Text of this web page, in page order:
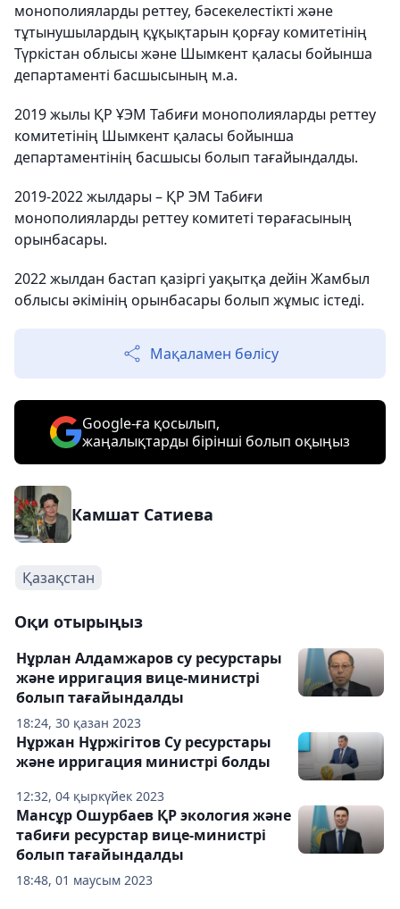
монополияларды реттеу, бәсекелестікті және
тұтынушылардың құқықтарын қорғау комитетінің
Түркістан облысы және Шымкент қаласы бойынша
департаменті басшысының м.а.
2019 жылы ҚР ҰЭМ Табиғи монополияларды реттеу
комитетінің Шымкент қаласы бойынша
департаментінің басшысы болып тағайындалды.
2019-2022 жылдары – ҚР ЭМ Табиғи
монополияларды реттеу комитеті төрағасының
орынбасары.
2022 жылдан бастап қазіргі уақытқа дейін Жамбыл
облысы әкімінің орынбасары болып жұмыс істеді.
Мақаламен бөлісу
Google-ға қосылып,
жаңалықтарды бірінші болып оқыңыз
Камшат Сатиева
Қазақстан
Оқи отырыңыз
18:24, 30 қазан 2023
Нұрлан Алдамжаров су ресурстары
және ирригация вице-министрі
болып тағайындалды
12:32, 04 қыркүйек 2023
Нұржан Нұржігітов Су ресурстары
және ирригация министрі болды
18:48, 01 маусым 2023
Мансұр Ошурбаев ҚР экология және
табиғи ресурстар вице-министрі
болып тағайындалды